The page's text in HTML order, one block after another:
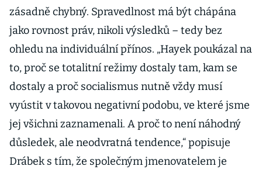
zásadně chybný. Spravedlnost má být chápána
jako rovnost práv, nikoli výsledků – tedy bez
ohledu na individuální přínos. „Hayek poukázal na
to, proč se totalitní režimy dostaly tam, kam se
dostaly a proč socialismus nutně vždy musí
vyústit v takovou negativní podobu, ve které jsme
jej všichni zaznamenali. A proč to není náhodný
důsledek, ale neodvratná tendence,“ popisuje
Drábek s tím, že společným jmenovatelem je